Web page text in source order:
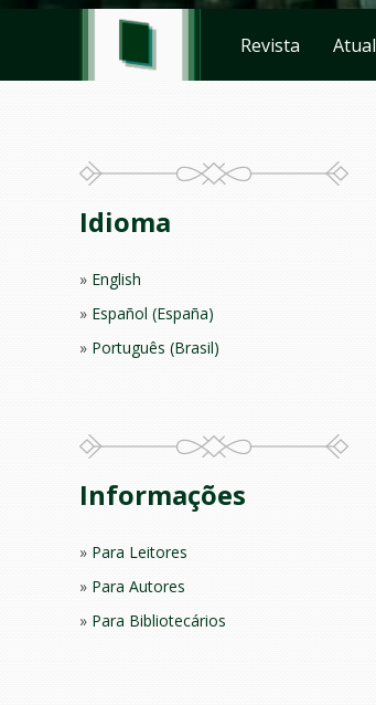
Revista Atual
Idioma
English
Español (España)
Português (Brasil)
Informações
Para Leitores
Para Autores
Para Bibliotecários